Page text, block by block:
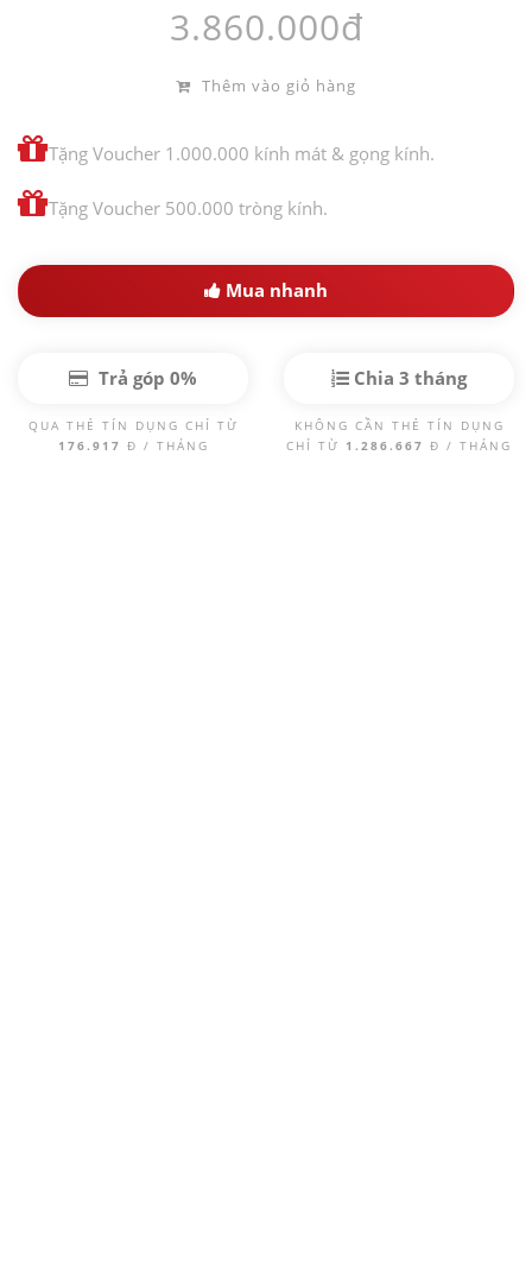
3.860.000đ
Thêm vào giỏ hàng
Tặng Voucher 1.000.000 kính mát & gọng kính.
Tặng Voucher 500.000 tròng kính.
Mua nhanh
Trả góp 0%
QUA THẺ TÍN DỤNG CHỈ TỪ
176.917 Đ / THÁNG
Chia 3 tháng
KHÔNG CẦN THẺ TÍN DỤNG
CHỈ TỪ 1.286.667 Đ / THÁNG